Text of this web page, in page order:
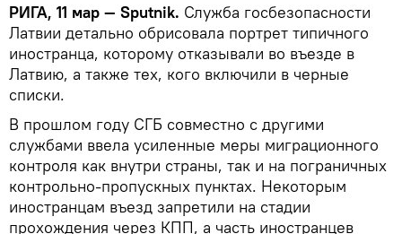
РИГА, 11 мар — Sputnik. Служба госбезопасности
Латвии детально обрисовала портрет типичного
иностранца, которому отказывали во въезде в
Латвию, а также тех, кого включили в черные
списки.
В прошлом году СГБ совместно с другими
службами ввела усиленные меры миграционного
контроля как внутри страны, так и на пограничных
контрольно-пропускных пунктах. Некоторым
иностранцам въезд запретили на стадии
прохождения через КПП, а часть иностранцев